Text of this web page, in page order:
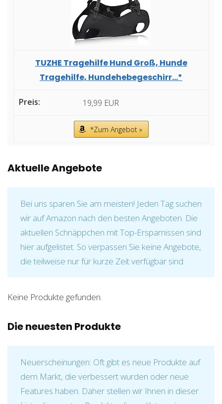
TUZHE Tragehilfe Hund Groß, Hunde
Tragehilfe, Hundehebegeschirr...*
19,99 EUR
*Zum Angebot »
Aktuelle Angebote
Bei uns sparen Sie am meisten! Jeden Tag suchen
wir auf Amazon nach den besten Angeboten. Die
aktuellen Schnäppchen mit Top-Ersparnissen sind
hier aufgelistet. So verpassen Sie keine Angebote,
die teilweise nur für kurze Zeit verfügbar sind.
Keine Produkte gefunden.
Die neuesten Produkte
Neuerscheinungen: Oft gibt es neue Produkte auf
dem Markt, die verbessert wurden oder neue
Features haben. Daher stellen wir Ihnen in dieser